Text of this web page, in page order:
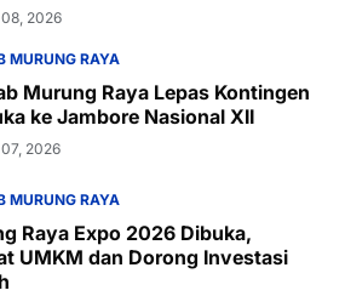
2026
MURUNG RAYA
Murung Raya Lepas Kontingen
ke Jambore Nasional XII
2026
MURUNG RAYA
Raya Expo 2026 Dibuka,
UMKM dan Dorong Investasi